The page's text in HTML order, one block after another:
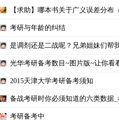
【求助】哪本书关于广义误差分布
考研与年龄的纠结
是调剂还是二战呢？兄弟姐妹们帮
光华考研备考数目~图片版~让你看
2015天津大学考研备考须知
备战考研时你必须知道的六类数据
考研备考中